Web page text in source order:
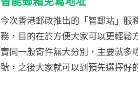
今次香港郵政推出的「智郵站」服
務，目的在於方便大家可以更輕鬆
實同一般寄件無大分別，主要就多
號，之後大家就可以到預先選擇好